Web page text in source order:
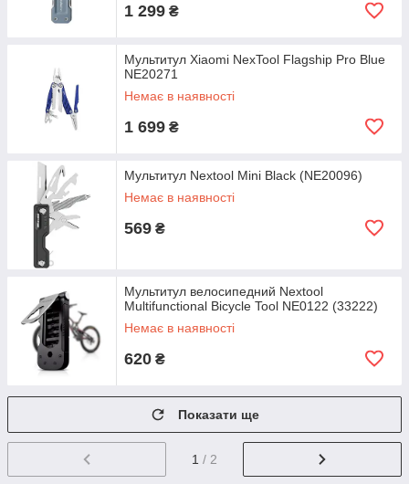
1 299 ₴
Мультитул Xiaomi NexTool Flagship Pro Blue
NE20271
Немає в наявності
1 699 ₴
Мультитул Nextool Mini Black (NE20096)
Немає в наявності
569 ₴
Мультитул велосипедний Nextool
Multifunctional Bicycle Tool NE0122 (33222)
Немає в наявності
620 ₴
Показати ще
1 / 2